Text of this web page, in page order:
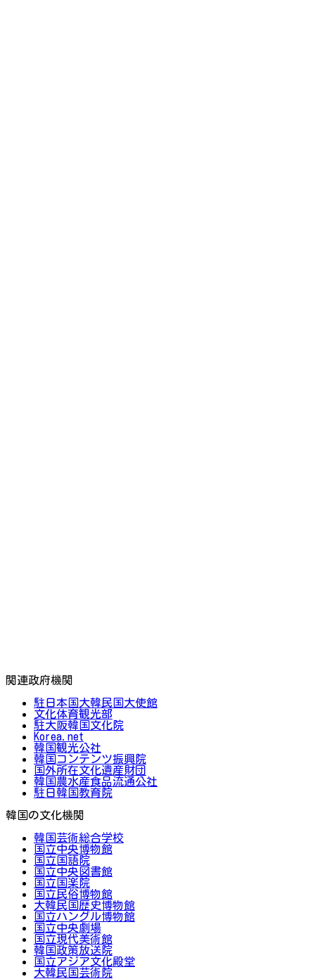
関連政府機関
駐日本国大韓民国大使館
文化体育観光部
駐大阪韓国文化院
Korea.net
韓国観光公社
韓国コンテンツ振興院
国外所在文化遺産財団
韓国農水産食品流通公社
駐日韓国教育院
韓国の文化機関
韓国芸術総合学校
国立中央博物館
国立国語院
国立中央図書館
国立国楽院
国立民俗博物館
大韓民国歴史博物館
国立ハングル博物館
国立中央劇場
国立現代美術館
韓国政策放送院
国立アジア文化殿堂
大韓民国芸術院